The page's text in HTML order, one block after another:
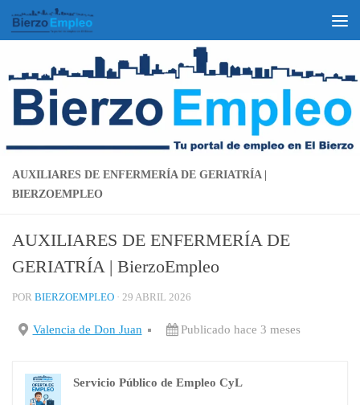
Saltar al contenido
AUXILIARES DE ENFERMERÍA DE GERIATRÍA |
BIERZOEMPLEO
AUXILIARES DE ENFERMERÍA DE
GERIATRÍA | BierzoEmpleo
POR BIERZOEMPLEO · 29 ABRIL 2026
Valencia de Don Juan Publicado hace 3 meses
Servicio Público de Empleo CyL